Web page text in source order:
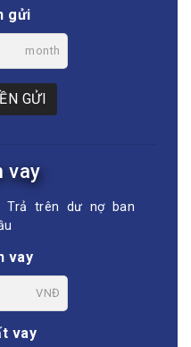
gửi
month
GỬI
vay
Trả trên dư nợ ban
vay
VNĐ
vay